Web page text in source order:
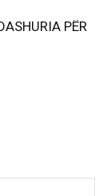
PËR